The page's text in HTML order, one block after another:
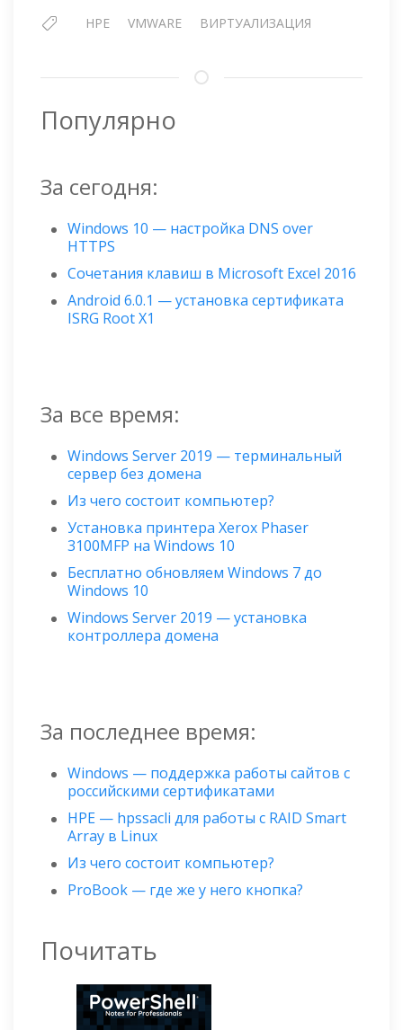
HPE VMWARE ВИРТУАЛИЗАЦИЯ
Популярно
За сегодня:
Windows 10 — настройка DNS over
HTTPS
Сочетания клавиш в Microsoft Excel 2016
Android 6.0.1 — установка сертификата
ISRG Root X1
За все время:
Windows Server 2019 — терминальный
сервер без домена
Из чего состоит компьютер?
Установка принтера Xerox Phaser
3100MFP на Windows 10
Бесплатно обновляем Windows 7 до
Windows 10
Windows Server 2019 — установка
контроллера домена
За последнее время:
Windows — поддержка работы сайтов с
российскими сертификатами
HPE — hpssacli для работы с RAID Smart
Array в Linux
Из чего состоит компьютер?
ProBook — где же у него кнопка?
Почитать